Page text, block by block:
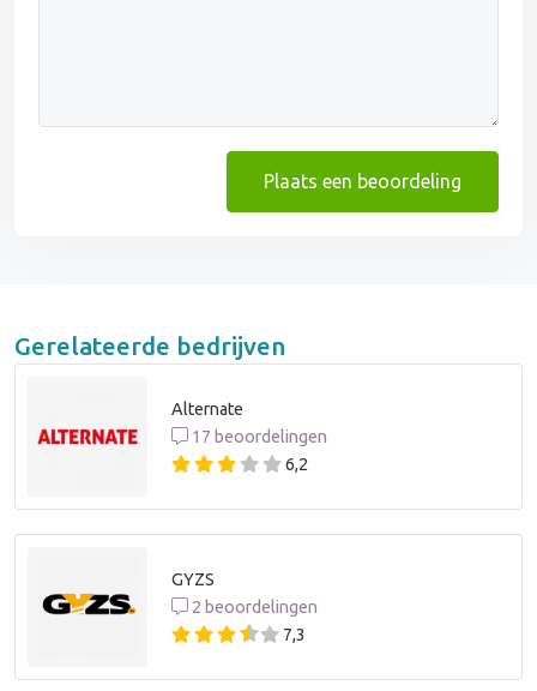
Plaats een beoordeling
Gerelateerde bedrijven
Alternate
17 beoordelingen
6,2
GYZS
2 beoordelingen
7,3